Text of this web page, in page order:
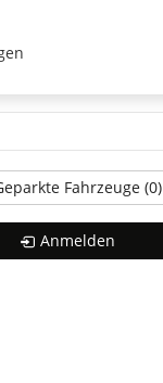
Fahrzeuge (0)
Anmelden